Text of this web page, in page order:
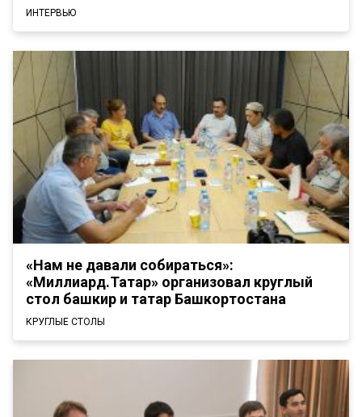
ИНТЕРВЬЮ
«Нам не давали собираться»:
«Миллиард.Татар» организовал круглый
стол башкир и татар Башкортостана
КРУГЛЫЕ СТОЛЫ